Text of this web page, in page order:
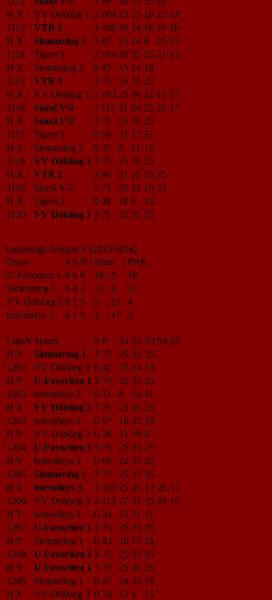
H X
VV Döbling 1 2 104 15 25 28 22 14
1113
VTR 2 3 106 25 14 26 25 16
H X
Simmering 2 3 87 25 14 8 25 15
1114
Tigers 1 2 104 20 25 25 21 13
H X
Simmering 2 0 45 13 14 18
1115
VTR 2 3 75 25 25 25
H X
VV Döbling 1 2 103 25 26 22 15 15
1116
Sokol V/2 3 112 21 24 25 25 17
H X
Sokol V/2 3 75 25 25 25
1117
Tigers 1 0 59 21 17 21
H X
Simmering 2 0 35 9 11 15
1118
VV Döbling 1 3 75 25 25 25
H X
VTR 2 3 96 21 25 25 25
1119
Sokol V/2 1 75 25 12 16 22
H X
Tigers 1 0 38 18 6
14
1120
VV Döbling 1 3 75 25 25 25
Landesliga Gruppe Y (2023/2024)
Team
# S N | Sätze | PNK
U-Favoriten 1 6 6 0 18 : 0
18
Simmering 1
6 4 2 12 : 6
12
VV Döbling 3 6 1 5 5 : 15
4
hotvolleys 3
6 1 5 3 : 17 2
Liga/# Teams S P S1 S2 S3 S4 S5
H Y
Simmering 1 3 75 25 25 25
1201
VV Döbling 3 0 42 15 14 13
H Y
U-Favoriten 1 3 75 25 25 25
1202
hotvolleys 3 0 31 8 12 11
H Y
VV Döbling 3 3 75 25 25 25
1203
hotvolleys 3 0 57 16 22 19
H Y
VV Döbling 3 0 38 11 19 8
1204
U-Favoriten 1 3 75 25 25 25
H Y
hotvolleys 3 0 69 22 25 22
1205
Simmering 1 3 77 25 27 25
H Y
hotvolleys 3 3 105 25 25 12 26 17
1206
VV Döbling 3 2 112 27 21 25 24 15
H Y
hotvolleys 3 0 34 12 11 11
1207
U-Favoriten 1 3 75 25 25 25
H Y
Simmering 1 0 43 10 17 16
1208
U-Favoriten 1 3 75 25 25 25
H Y
U-Favoriten 1 3 75 25 25 25
1209
Simmering 1 0 47 14 15 18
H Y
VV Döbling 3 0 33 12 6
15